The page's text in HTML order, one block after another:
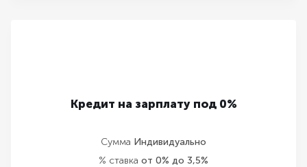
Кредит на зарплату под 0%
Сумма Индивидуально
% ставка от 0% до 3,5%